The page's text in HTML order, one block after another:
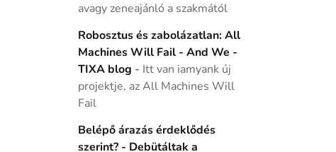
avagy zeneajánló a szakmától
Robosztus és zabolázatlan: All
Machines Will Fail - And We -
TIXA blog - Itt van iamyank új
projektje, az All Machines Will
Fail
Belépő árazás érdeklődés
szerint? - Debütáltak a